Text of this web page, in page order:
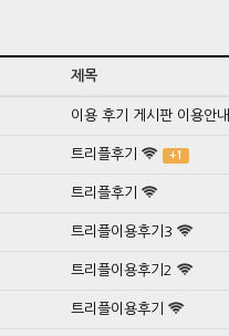
제목
이용 후기 게시판 이용안내
트리플후기 +1
트리플후기
트리플이용후기3
트리플이용후기2
트리플이용후기